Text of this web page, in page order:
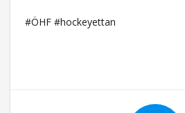
#ÖHF #hockeyettan